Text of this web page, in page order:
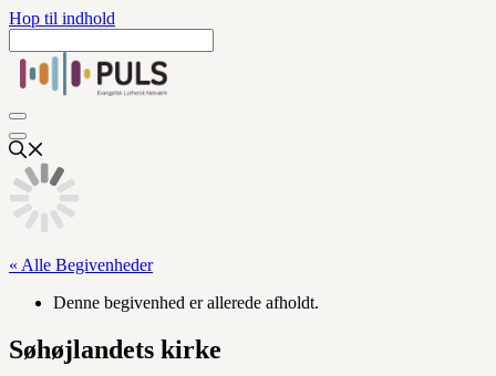
Hop til indhold
« Alle Begivenheder
Denne begivenhed er allerede afholdt.
Søhøjlandets kirke